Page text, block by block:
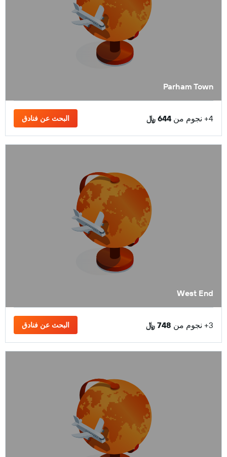
Parham Town
4+ نجوم من 644 ﷼ البحث عن فنادق
West End
3+ نجوم من 748 ﷼ البحث عن فنادق